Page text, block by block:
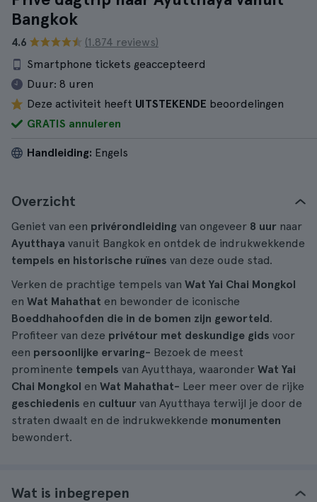
Bangkok
4.6
(1.874 reviews)
Smartphone tickets geaccepteerd
Duur: 8 uren
Deze activiteit heeft UITSTEKENDE beoordelingen
GRATIS annuleren
Handleiding: Engels
Overzicht
Geniet van een privérondleiding van ongeveer 8 uur naar
Ayutthaya vanuit Bangkok en ontdek de indrukwekkende
tempels en historische ruïnes van deze oude stad.
Verken de prachtige tempels van Wat Yai Chai Mongkol
en Wat Mahathat en bewonder de iconische
Boeddhahoofden die in de bomen zijn geworteld.
Profiteer van deze privétour met deskundige gids voor
een persoonlijke ervaring- Bezoek de meest
prominente tempels van Ayutthaya, waaronder Wat Yai
Chai Mongkol en Wat Mahathat- Leer meer over de rijke
geschiedenis en cultuur van Ayutthaya terwijl je door de
straten dwaalt en de indrukwekkende monumenten
bewondert.
Wat is inbegrepen